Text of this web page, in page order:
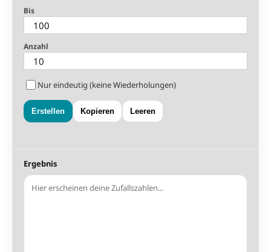
Bis
Anzahl
Nur eindeutig (keine Wiederholungen)
Erstellen Kopieren Leeren
Ergebnis